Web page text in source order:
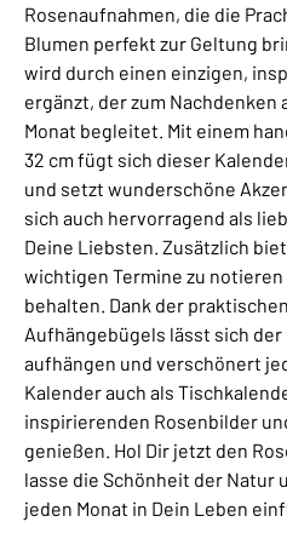
Rosenaufnahmen, die die
Blumen perfekt zur Geltung
wird durch einen einzigen,
ergänzt, der zum Nachdenken
Monat begleitet. Mit einem
32 cm fügt sich dieser
und setzt wunderschöne
sich auch hervorragend als
Deine Liebsten. Zusätzlich
wichtigen Termine zu notieren
behalten. Dank der
Aufhängebügels lässt sich
aufhängen und verschönert
Kalender auch als
inspirierenden Rosenbilder
genießen. Hol Dir jetzt den
lasse die Schönheit der Natur
jeden Monat in Dein Leben